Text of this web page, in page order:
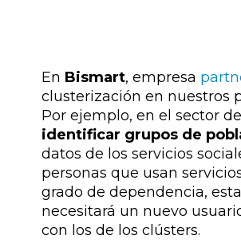
En Bismart, empresa
clusterización en nuestros
Por ejemplo, en el sector
identificar grupos de
datos de los servicios
personas que usan
grado de dependencia,
necesitará un nuevo
con los de los clústers.